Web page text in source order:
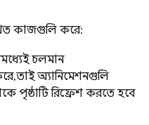
কাজগুলি করে:
চলমান
তাই অ্যানিমেশনগুলি
পৃষ্ঠাটি রিফ্রেশ করতে হবে